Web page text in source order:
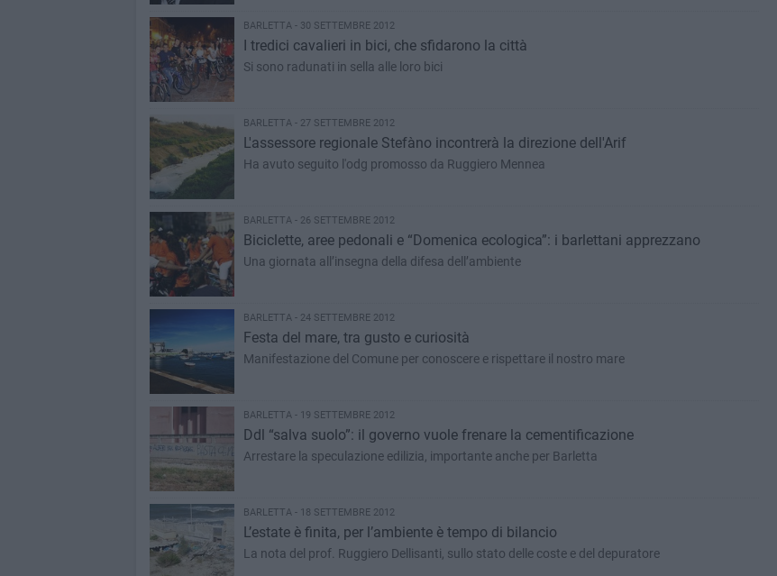
BARLETTA - 30 SETTEMBRE 2012
I tredici cavalieri in bici, che sfidarono la città
Si sono radunati in sella alle loro bici
BARLETTA - 27 SETTEMBRE 2012
L'assessore regionale Stefàno incontrerà la direzione dell'Arif
Ha avuto seguito l'odg promosso da Ruggiero Mennea
BARLETTA - 26 SETTEMBRE 2012
Biciclette, aree pedonali e “Domenica ecologica”: i barlettani apprezzano
Una giornata all’insegna della difesa dell’ambiente
BARLETTA - 24 SETTEMBRE 2012
Festa del mare, tra gusto e curiosità
Manifestazione del Comune per conoscere e rispettare il nostro mare
BARLETTA - 19 SETTEMBRE 2012
Ddl “salva suolo”: il governo vuole frenare la cementificazione
Arrestare la speculazione edilizia, importante anche per Barletta
BARLETTA - 18 SETTEMBRE 2012
L’estate è finita, per l’ambiente è tempo di bilancio
La nota del prof. Ruggiero Dellisanti, sullo stato delle coste e del depuratore